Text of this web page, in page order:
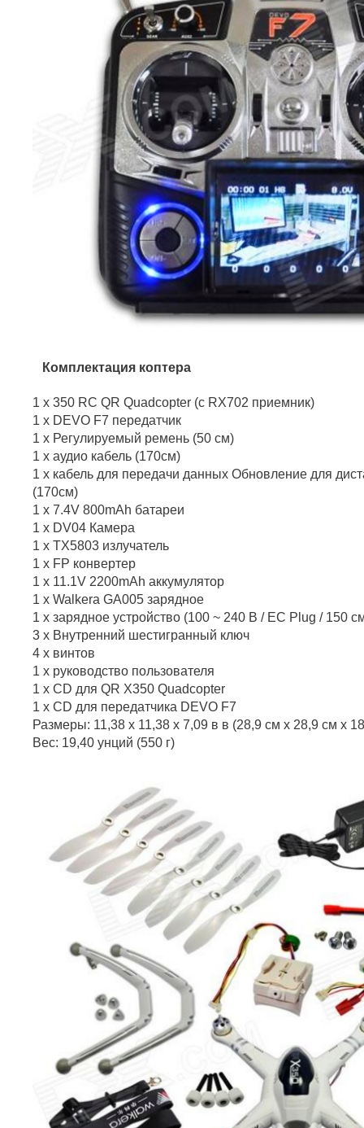
Комплектация коптера
1 х 350 RC QR Quadcopter (с RX702 приемник)
1 х DEVO F7 передатчик
1 х Регулируемый ремень (50 см)
1 х аудио кабель (170см)
1 х кабель для передачи данных Обновление для
(170см)
1 х 7.4V 800mAh батареи
1 х DV04 Камера
1 х TX5803 излучатель
1 х FP конвертер
1 х 11.1V 2200mAh аккумулятор
1 х Walkera GA005 зарядное
1 х зарядное устройство (100 ~ 240 В / ЕС Plug / 150
3 х Внутренний шестигранный ключ
4 х винтов
1 х руководство пользователя
1 х CD для QR X350 Quadcopter
1 х CD для передатчика DEVO F7
Размеры: 11,38 х 11,38 х 7,09 в в (28,9 см х 28,9 см х
Вес: 19,40 унций (550 г)